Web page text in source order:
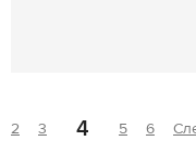
2 3 4 5 6